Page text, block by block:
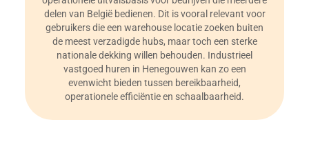
delen van België bedienen. Dit is vooral relevant voor
gebruikers die een warehouse locatie zoeken buiten
de meest verzadigde hubs, maar toch een sterke
nationale dekking willen behouden. Industrieel
vastgoed huren in Henegouwen kan zo een
evenwicht bieden tussen bereikbaarheid,
operationele efficiëntie en schaalbaarheid.